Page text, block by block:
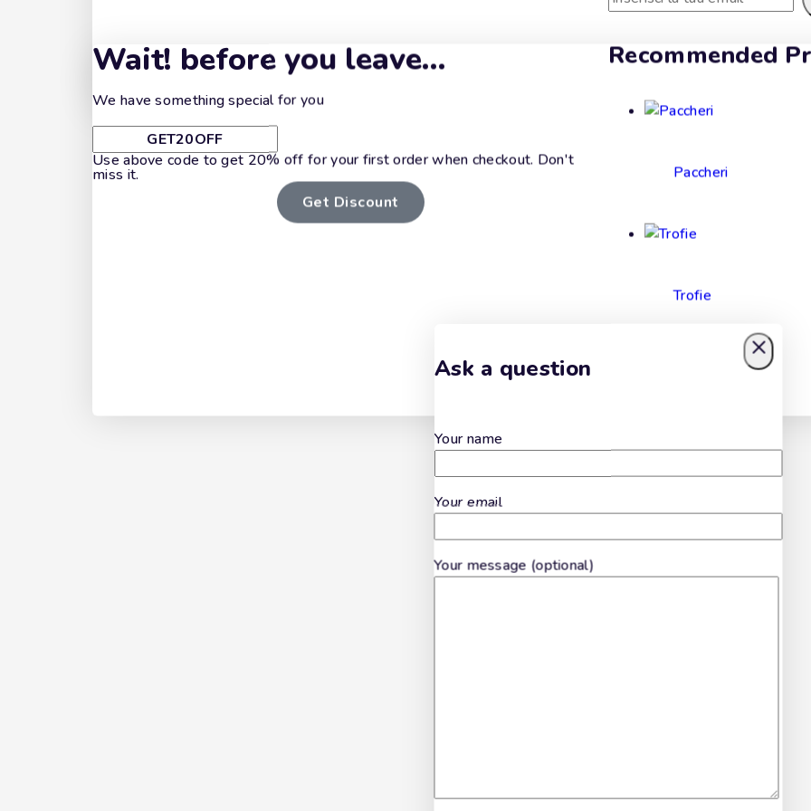
Iscrivendoti accetti la nostra
Wait! before you leave…
We have something special for you
Use above code to get 20% off for your first order when checkout. Don't
miss it.
Get Discount
Recommended
Paccheri
Trofie
Ask a question
Your name
Your email
Your message (optional)